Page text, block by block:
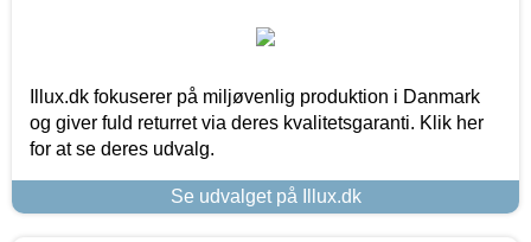
Illux.dk fokuserer på miljøvenlig produktion i Danmark
og giver fuld returret via deres kvalitetsgaranti. Klik her
for at se deres udvalg.
Se udvalget på Illux.dk